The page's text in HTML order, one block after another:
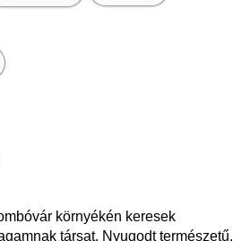
környékén keresek
társat. Nyugodt természetű,